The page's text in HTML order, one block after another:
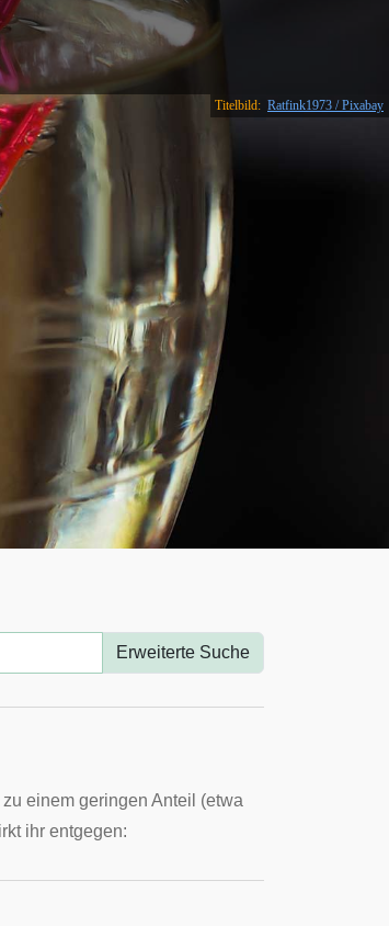
Titelbild: Ratfink1973 / Pixabay
Erweiterte Suche
einem geringen Anteil (etwa
ihr entgegen: